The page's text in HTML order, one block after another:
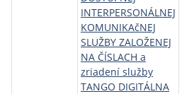
INTERPERSONÁLNEJ
KOMUNIKAčNEJ
SLUŽBY ZALOŽENEJ
NA ČÍSLACH a
zriadení služby
TANGO DIGITÁLNA